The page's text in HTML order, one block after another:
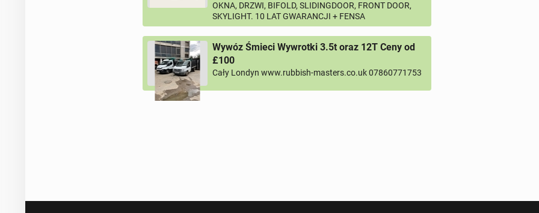
OKNA, DRZWI, BIFOLD, SLIDINGDOOR, FRONT DOOR,
SKYLIGHT. 10 LAT GWARANCJI + FENSA
Wywóz Śmieci Wywrotki 3.5t oraz 12T Ceny od
£100
Cały Londyn www.rubbish-masters.co.uk 07860771753